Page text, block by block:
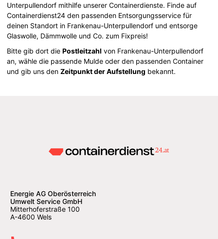
Unterpullendorf mithilfe unserer Containerdienste. Finde auf
Containerdienst24 den passenden Entsorgungsservice für
deinen Standort in Frankenau-Unterpullendorf und entsorge
Glaswolle, Dämmwolle und Co. zum Fixpreis!
Bitte gib dort diePostleitzahl von Frankenau-Unterpullendorf
an, wähle die passende Mulde oder den passenden Container
und gib uns denZeitpunkt der Aufstellung bekannt.
Energie AG Oberösterreich
Umwelt Service GmbH
Mitterhoferstraße 100
A-4600 Wels